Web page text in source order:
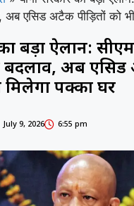
अब एसिड अटैक पीड़ितों को
बड़ा ऐलान:
बदलाव, अब
मिलेगा पक्का घर
July 9, 2026 6:55 pm